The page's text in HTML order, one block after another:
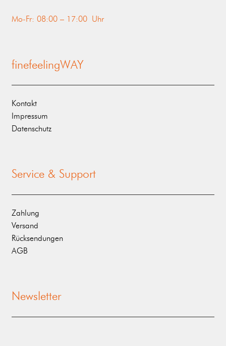
Mo-Fr: 08:00 – 17:00 Uhr
finefeelingWAY
Kontakt
Impressum
Datenschutz
Service & Support
Zahlung
Versand
Rücksendungen
AGB
Newsletter